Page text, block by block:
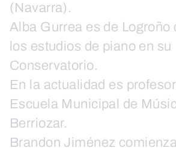
(Navarra).
Alba Gurrea es de Logroño
los estudios de piano en su
Conservatorio.
En la actualidad es
Escuela Municipal de
Berriozar.
Brandon Jiménez